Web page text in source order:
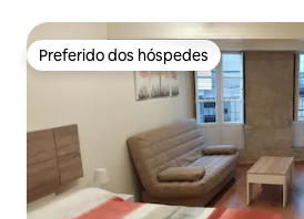
Preferido dos hóspedes
Preferido dos hóspedes